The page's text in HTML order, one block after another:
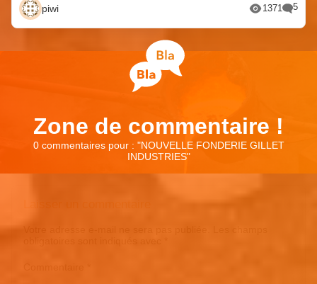
piwi 1371 5
Zone de commentaire !
0 commentaires pour : "NOUVELLE FONDERIE GILLET
INDUSTRIES"